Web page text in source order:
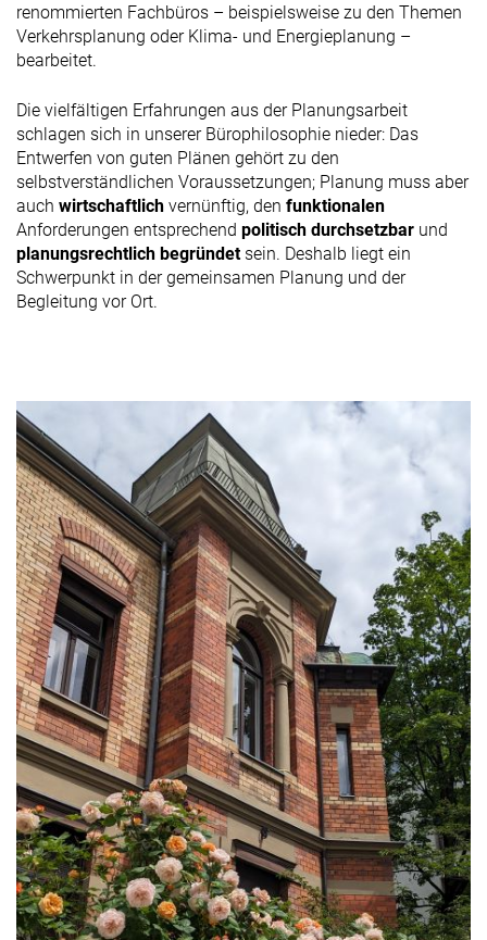
renommierten Fachbüros – beispielsweise zu den Themen
Verkehrsplanung oder Klima- und Energieplanung –
bearbeitet.
Die vielfältigen Erfahrungen aus der Planungsarbeit
schlagen sich in unserer Bürophilosophie nieder: Das
Entwerfen von guten Plänen gehört zu den
selbstverständlichen Voraussetzungen; Planung muss aber
auch wirtschaftlich vernünftig, den funktionalen
Anforderungen entsprechend politisch durchsetzbar und
planungsrechtlich begründetsein. Deshalb liegt ein
Schwerpunkt in der gemeinsamen Planung und der
Begleitung vor Ort.